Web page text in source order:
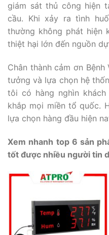
giám sát thủ công hiện
cầu. Khi xảy ra tình
thường không phát hiện
thiệt hại lớn đến nguồn
Chân thành cảm ơn
tưởng và lựa chọn hệ
tôi có hàng nghìn
khắp mọi miền tổ quốc.
lựa chọn hàng đầu hiện
Xem nhanh top 6 sản
tốt được nhiều người tin